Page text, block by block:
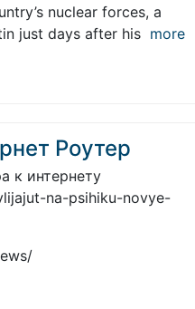
nuclear forces, a
just days after his more
Роутер
к интернету
na-psihiku-novye-